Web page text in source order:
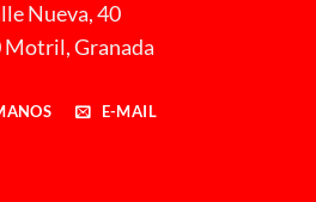
Nueva, 40
Motril, Granada
E-MAIL